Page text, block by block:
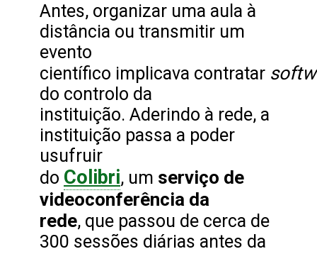
Antes, organizar uma aula à
distância ou transmitir um
evento
científico implicava contratar
do controlo da
instituição. Aderindo à rede, a
instituição passa a poder
usufruir
do Colibri, um serviço de
videoconferência da
rede, que passou de cerca de
300 sessões diárias antes da